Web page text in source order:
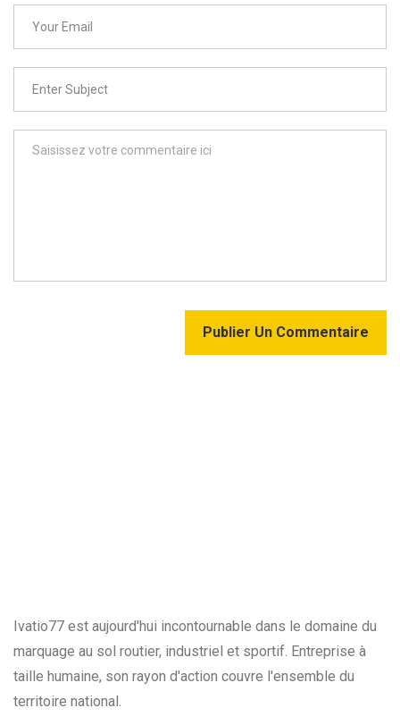
Publier Un Commentaire
Ivatio77 est aujourd'hui incontournable dans le domaine du
marquage au sol routier, industriel et sportif. Entreprise à
taille humaine, son rayon d'action couvre l'ensemble du
territoire national.